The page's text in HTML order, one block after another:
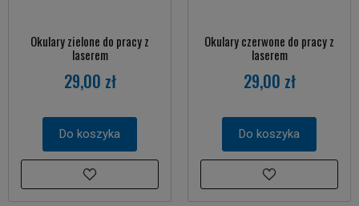
Okulary zielone do pracy z
laserem
29,00 zł
Do koszyka
Okulary czerwone do pracy z
laserem
29,00 zł
Do koszyka